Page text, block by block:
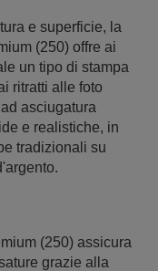
e superficie, la
(250) offre ai
un tipo di stampa
ritratti alle foto
asciugatura
e realistiche, in
tradizionali su
(250) assicura
grazie alla